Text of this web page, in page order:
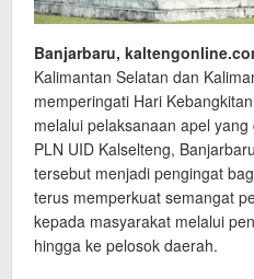
Banjarbaru,
Kalimantan Selatan dan
memperingati Hari
melalui pelaksanaan apel
PLN UID Kalselteng,
tersebut menjadi pengingat
terus memperkuat semangat
kepada masyarakat melalui
hingga ke pelosok daerah.